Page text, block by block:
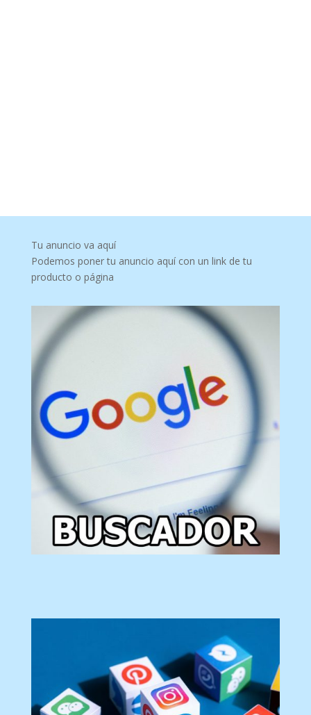
Tu anuncio va aquí
Podemos poner tu anuncio aquí con un link de tu
producto o página